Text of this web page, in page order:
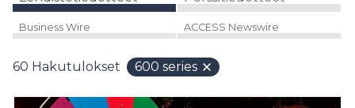
Business Wire ACCESS Newswire
60 Hakutulokset 600 series